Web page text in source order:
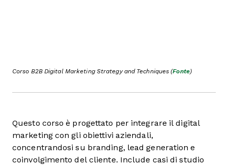
Corso B2B Digital Marketing Strategy and Techniques (Fonte)
Questo corso è progettato per integrare il digital
marketing con gli obiettivi aziendali,
concentrandosi su branding, lead generation e
coinvolgimento del cliente. Include casi di studio